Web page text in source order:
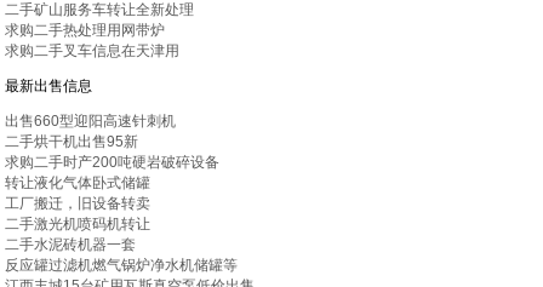
二手矿山服务车转让全新处理
求购二手热处理用网带炉
求购二手叉车信息在天津用
最新出售信息
出售660型迎阳高速针刺机
二手烘干机出售95新
求购二手时产200吨硬岩破碎设备
转让液化气体卧式储罐
工厂搬迁，旧设备转卖
二手激光机喷码机转让
二手水泥砖机器一套
反应罐过滤机燃气锅炉净水机储罐等